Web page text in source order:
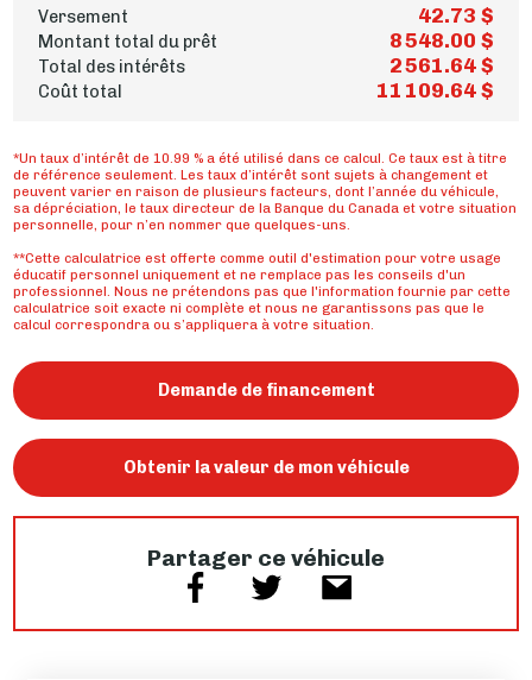
Versement 42.73 $
Montant total du prêt 8 548.00 $
Total des intérêts 2 561.64 $
Coût total 11 109.64 $
*Un taux d’intérêt de 10.99 % a été utilisé dans ce calcul. Ce taux est à titre
de référence seulement. Les taux d’intérêt sont sujets à changement et
peuvent varier en raison de plusieurs facteurs, dont l’année du véhicule,
sa dépréciation, le taux directeur de la Banque du Canada et votre situation
personnelle, pour n’en nommer que quelques-uns.
**Cette calculatrice est offerte comme outil d'estimation pour votre usage
éducatif personnel uniquement et ne remplace pas les conseils d'un
professionnel. Nous ne prétendons pas que l'information fournie par cette
calculatrice soit exacte ni complète et nous ne garantissons pas que le
calcul correspondra ou s’appliquera à votre situation.
Demande de financement
Obtenir la valeur de mon véhicule
Partager ce véhicule